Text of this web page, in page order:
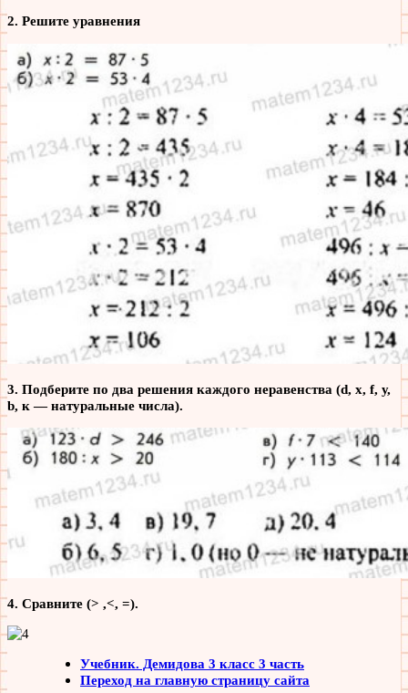
2. Решите уравнения
3. Подберите по два решения каждого неравенства (d, х, f, у,
b, к — натуральные числа).
4. Сравните (> ,<, =).
Учебник. Демидова 3 класс 3 часть
Переход на главную страницу сайта